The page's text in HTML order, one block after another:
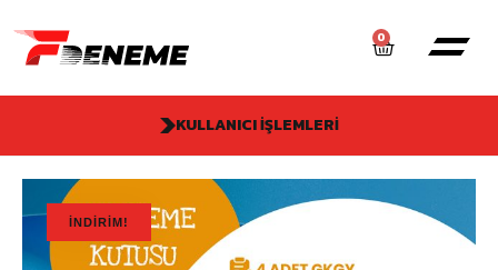
0
KULLANICI İŞLEMLERI
İNDIRIM!